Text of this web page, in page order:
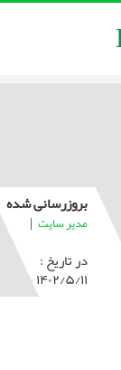
بروزرسانی شده
مدیر سایت |
در تاریخ :
۱۴۰۲/۵/۱۱